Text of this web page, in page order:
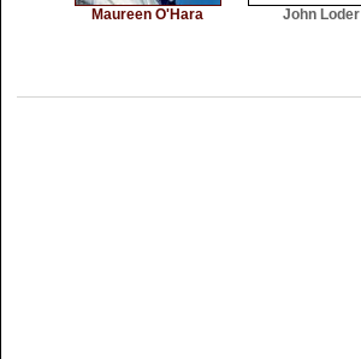
Maureen O'Hara John Loder